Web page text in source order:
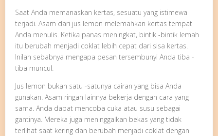
Saat Anda memanaskan kertas, sesuatu yang istimewa
terjadi. Asam dari jus lemon melemahkan kertas tempat
Anda menulis. Ketika panas meningkat, bintik -bintik lemah
itu berubah menjadi coklat lebih cepat dari sisa kertas.
Inilah sebabnya mengapa pesan tersembunyi Anda tiba -
tiba muncul.
Jus lemon bukan satu -satunya cairan yang bisa Anda
gunakan. Asam ringan lainnya bekerja dengan cara yang
sama. Anda dapat mencoba cuka atau susu sebagai
gantinya. Mereka juga meninggalkan bekas yang tidak
terlihat saat kering dan berubah menjadi coklat dengan